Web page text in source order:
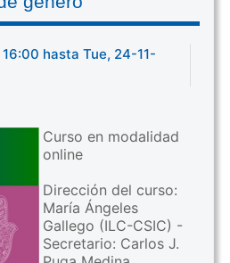
hasta Tue, 24-11-
Curso en modalidad
online
Dirección del curso:
María Ángeles
Gallego (ILC-CSIC) -
Secretario: Carlos J.